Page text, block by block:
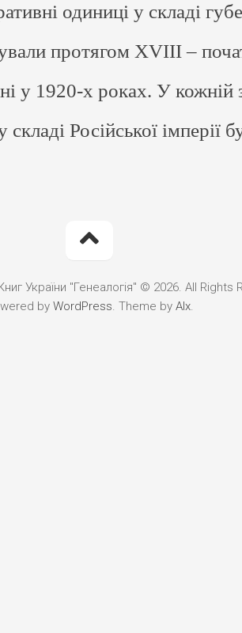
одиниці у складі
протягом XVIII –
у 1920-х роках. У кожній
Російської імперії
України "Генеалогія" © 2026. All Rights
by WordPress. Theme by Alx.